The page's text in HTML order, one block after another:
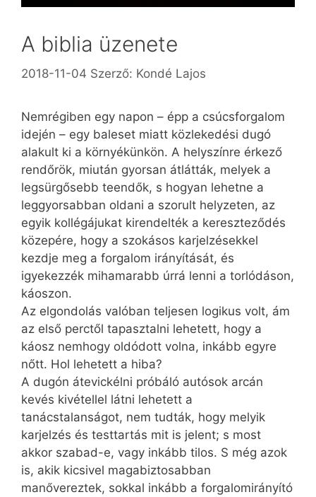
A biblia üzenete
2018-11-04 Szerző: Kondé Lajos
Nemrégiben egy napon – épp a csúcsforgalom
idején – egy baleset miatt közlekedési dugó
alakult ki a környékünkön. A helyszínre érkező
rendőrök, miután gyorsan átlátták, melyek a
legsürgősebb teendők, s hogyan lehetne a
leggyorsabban oldani a szorult helyzeten, az
egyik kollégájukat kirendelték a kereszteződés
közepére, hogy a szokásos karjelzésekkel
kezdje meg a forgalom irányítását, és
igyekezzék mihamarabb úrrá lenni a torlódáson,
káoszon.
Az elgondolás valóban teljesen logikus volt, ám
az első perctől tapasztalni lehetett, hogy a
káosz nemhogy oldódott volna, inkább egyre
nőtt. Hol lehetett a hiba?
A dugón átevickélni próbáló autósok arcán
kevés kivétellel látni lehetett a
tanácstalanságot, nem tudták, hogy melyik
karjelzés és testtartás mit is jelent; s most
akkor szabad-e, vagy inkább tilos. S még azok
is, akik kicsivel magabiztosabban
manővereztek, sokkal inkább a forgalomirányító